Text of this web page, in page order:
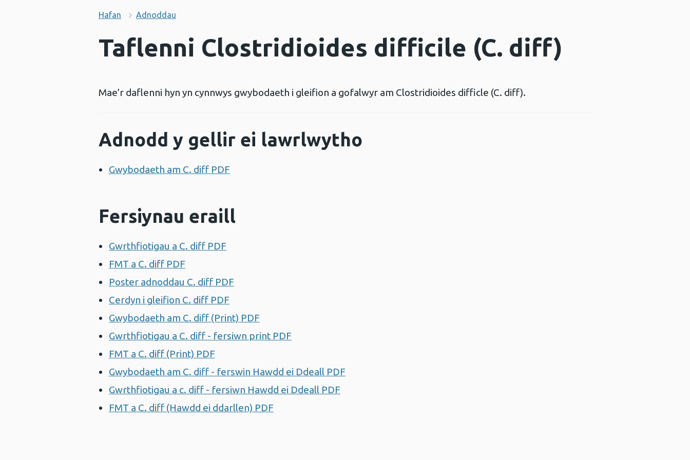
Hafan Adnoddau
Taflenni Clostridioides difficile (C. diff)
Mae’r daflenni hyn yn cynnwys gwybodaeth i gleifion a gofalwyr am Clostridioides difficle (C. diff).
Adnodd y gellir ei lawrlwytho
Gwybodaeth am C. diff PDF
Fersiynau eraill
Gwrthfiotigau a C. diff PDF
FMT a C. diff PDF
Poster adnoddau C. diff PDF
Cerdyn i gleifion C. diff PDF
Gwybodaeth am C. diff (Print) PDF
Gwrthfiotigau a C. diff - fersiwn print PDF
FMT a C. diff (Print) PDF
Gwybodaeth am C. diff - ferswin Hawdd ei Ddeall PDF
Gwrthfiotigau a c. diff - fersiwn Hawdd ei Ddeall PDF
FMT a C. diff (Hawdd ei ddarllen) PDF